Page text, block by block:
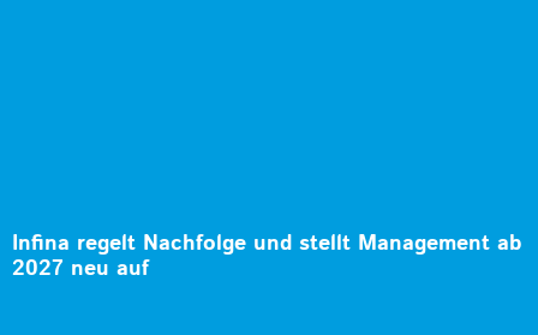
Infina regelt Nachfolge und stellt Management ab
2027 neu auf